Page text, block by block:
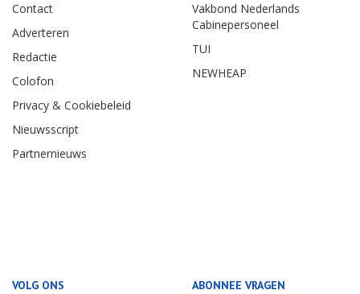
Contact
Adverteren
Redactie
Colofon
Privacy & Cookiebeleid
Nieuwsscript
Partnernieuws
Vakbond Nederlands
Cabinepersoneel
TUI
NEWHEAP
VOLG ONS ABONNEE VRAGEN